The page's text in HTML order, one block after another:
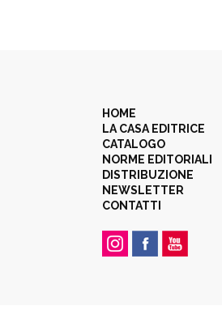
HOME
LA CASA EDITRICE
CATALOGO
NORME EDITORIALI
DISTRIBUZIONE
NEWSLETTER
CONTATTI